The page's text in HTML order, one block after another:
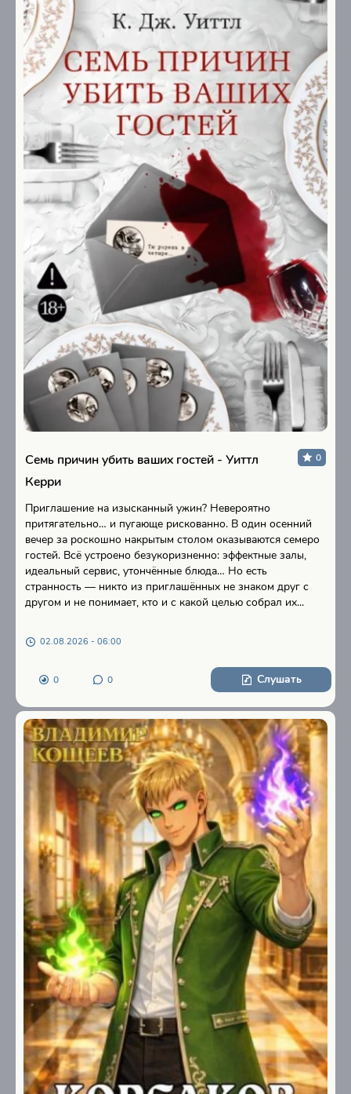
Семь причин убить ваших гостей - Уиттл
Керри
0
Приглашение на изысканный ужин? Невероятно
притягательно… и пугающе рискованно. В один осенний
вечер за роскошно накрытым столом оказываются семеро
гостей. Всё устроено безукоризненно: эффектные залы,
идеальный сервис, утончённые блюда… Но есть
странность — никто из приглашённых не знаком друг с
другом и не понимает, кто и с какой целью собрал их...
02.08.2026 - 06:00
0 0 Слушать